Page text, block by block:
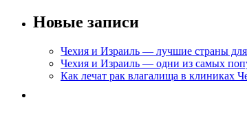
Новые записи
Чехия и Израиль — лучшие страны
Чехия и Израиль — одни из самых
Как лечат рак влагалища в клиниках